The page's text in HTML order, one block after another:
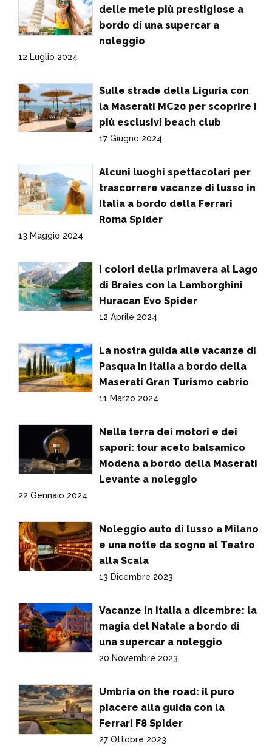
delle mete più prestigiose a
bordo di una supercar a
noleggio
12 Luglio 2024
Sulle strade della Liguria con
la Maserati MC20 per scoprire i
più esclusivi beach club
17 Giugno 2024
Alcuni luoghi spettacolari per
trascorrere vacanze di lusso in
Italia a bordo della Ferrari
Roma Spider
13 Maggio 2024
I colori della primavera al Lago
di Braies con la Lamborghini
Huracan Evo Spider
12 Aprile 2024
La nostra guida alle vacanze di
Pasqua in Italia a bordo della
Maserati Gran Turismo cabrio
11 Marzo 2024
Nella terra dei motori e dei
sapori: tour aceto balsamico
Modena a bordo della Maserati
Levante a noleggio
22 Gennaio 2024
Noleggio auto di lusso a Milano
e una notte da sogno al Teatro
alla Scala
13 Dicembre 2023
Vacanze in Italia a dicembre: la
magia del Natale a bordo di
una supercar a noleggio
20 Novembre 2023
Umbria on the road: il puro
piacere alla guida con la
Ferrari F8 Spider
27 Ottobre 2023